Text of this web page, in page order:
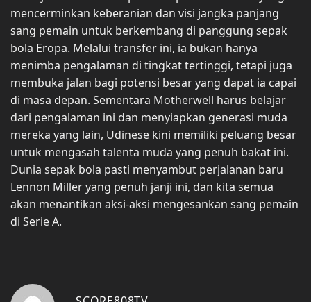
mencerminkan keberanian dan visi jangka panjang
sang pemain untuk berkembang di panggung sepak
bola Eropa. Melalui transfer ini, ia bukan hanya
menimba pengalaman di tingkat tertinggi, tetapi juga
membuka jalan bagi potensi besar yang dapat ia capai
di masa depan. Sementara Motherwell harus belajar
dari pengalaman ini dan menyiapkan generasi muda
mereka yang lain, Udinese kini memiliki peluang besar
untuk mengasah talenta muda yang penuh bakat ini.
Dunia sepak bola pasti menyambut perjalanan baru
Lennon Miller yang penuh janji ini, dan kita semua
akan menantikan aksi-aksi mengesankan sang pemain
di Serie A.